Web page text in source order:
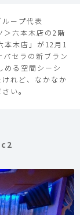
ープ代表
＞六本木店の2階
本木店」が12月1
セラの新ブラン
める空間シーシ
れど、なかなか
い。